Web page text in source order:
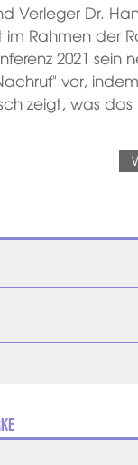
Verleger Dr.
Rahmen der
2021 sein
vor,
zeigt, was das